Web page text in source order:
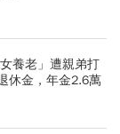
養老」遭親弟打
休金，年金2.6萬